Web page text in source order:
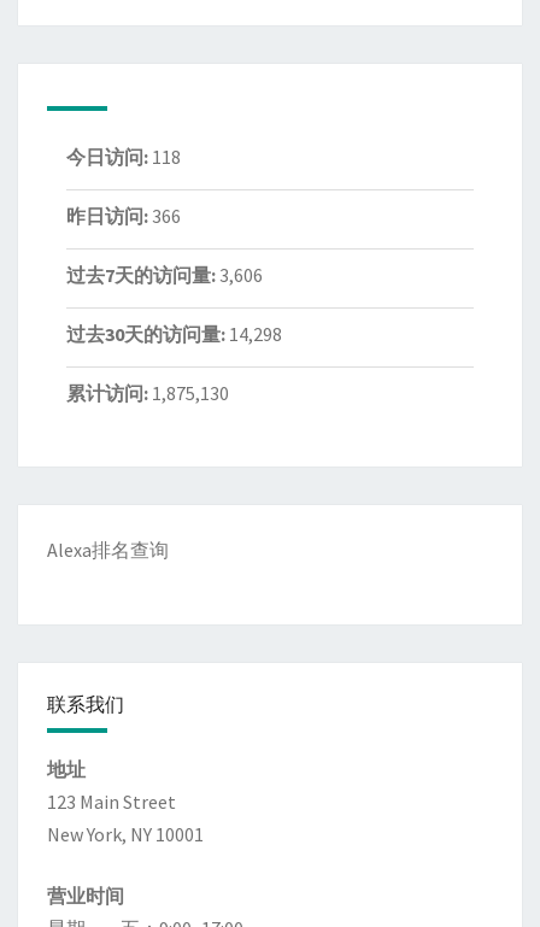
今日访问: 118
昨日访问: 366
过去7天的访问量: 3,606
过去30天的访问量: 14,298
累计访问: 1,875,130
Alexa排名查询
联系我们
地址
123 Main Street
New York, NY 10001
营业时间